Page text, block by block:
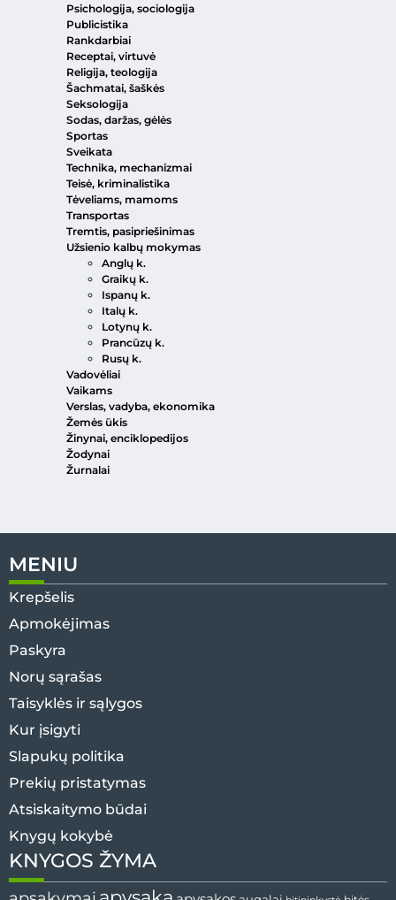
Psichologija, sociologija
Publicistika
Rankdarbiai
Receptai, virtuvė
Religija, teologija
Šachmatai, šaškės
Seksologija
Sodas, daržas, gėlės
Sportas
Sveikata
Technika, mechanizmai
Teisė, kriminalistika
Tėveliams, mamoms
Transportas
Tremtis, pasipriešinimas
Užsienio kalbų mokymas
Anglų k.
Graikų k.
Ispanų k.
Italų k.
Lotynų k.
Prancūzų k.
Rusų k.
Vadovėliai
Vaikams
Verslas, vadyba, ekonomika
Žemės ūkis
Žinynai, enciklopedijos
Žodynai
Žurnalai
MENIU
Krepšelis
Apmokėjimas
Paskyra
Norų sąrašas
Taisyklės ir sąlygos
Kur įsigyti
Slapukų politika
Prekių pristatymas
Atsiskaitymo būdai
Knygų kokybė
KNYGOS ŽYMA